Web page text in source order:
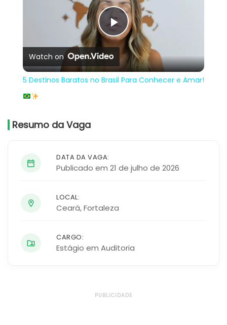
Play
Video
Watch on
5 Destinos Baratos no Brasil Para Conhecer e Amar!
Resumo da Vaga
DATA DA VAGA:
Publicado em 21 de julho de 2026
LOCAL:
Ceará,Fortaleza
CARGO:
Estágio em Auditoria
PUBLICIDADE